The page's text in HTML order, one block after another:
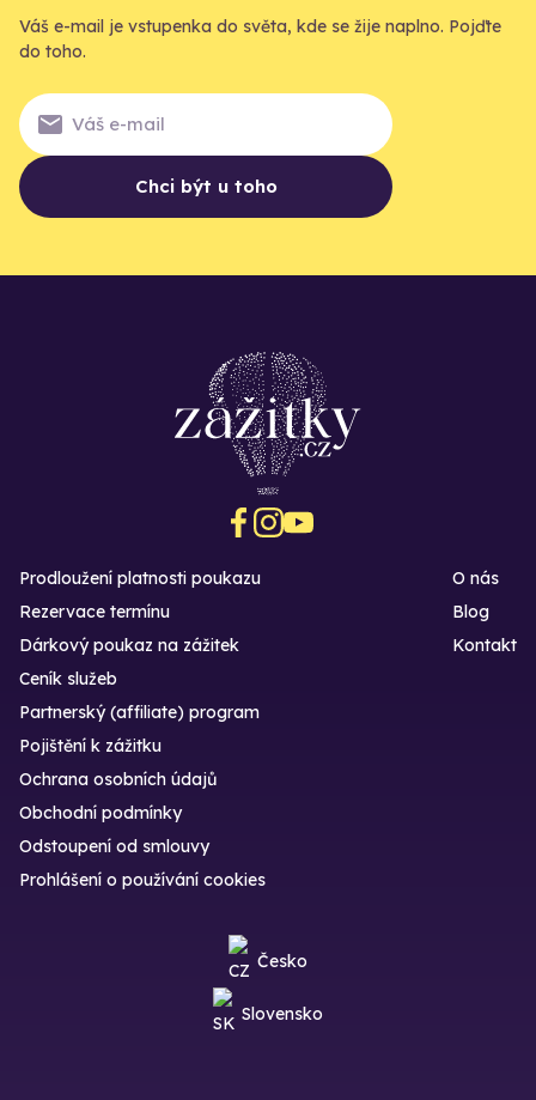
Váš e-mail je vstupenka do světa, kde se žije naplno. Pojďte
do toho.
Chci být u toho
Prodloužení platnosti poukazu
Rezervace termínu
Dárkový poukaz na zážitek
O nás
Blog
Kontakt
Ceník služeb
Partnerský (affiliate) program
Pojištění k zážitku
Ochrana osobních údajů
Obchodní podmínky
Odstoupení od smlouvy
Prohlášení o používání cookies
Česko
Slovensko